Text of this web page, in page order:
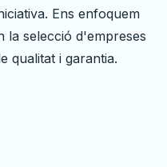
Ens enfoquem
la selecció d'empreses
qualitat i garantia.